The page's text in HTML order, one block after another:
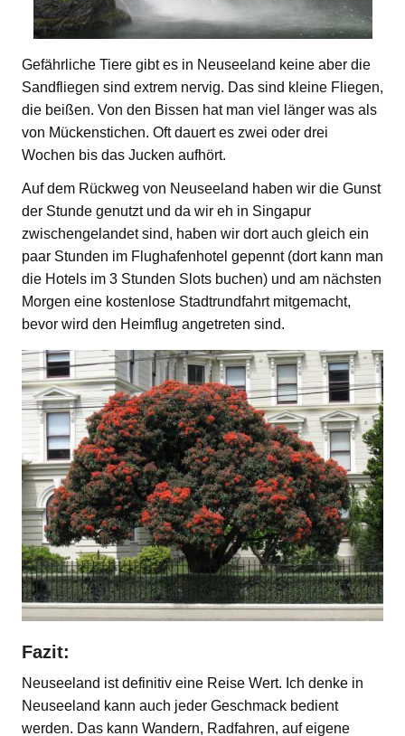
Gefährliche Tiere gibt es in Neuseeland keine aber die
Sandfliegen sind extrem nervig. Das sind kleine Fliegen,
die beißen. Von den Bissen hat man viel länger was als
von Mückenstichen. Oft dauert es zwei oder drei
Wochen bis das Jucken aufhört.
Auf dem Rückweg von Neuseeland haben wir die Gunst
der Stunde genutzt und da wir eh in Singapur
zwischengelandet sind, haben wir dort auch gleich ein
paar Stunden im Flughafenhotel gepennt (dort kann man
die Hotels im 3 Stunden Slots buchen) und am nächsten
Morgen eine kostenlose Stadtrundfahrt mitgemacht,
bevor wird den Heimflug angetreten sind.
Fazit:
Neuseeland ist definitiv eine Reise Wert. Ich denke in
Neuseeland kann auch jeder Geschmack bedient
werden. Das kann Wandern, Radfahren, auf eigene